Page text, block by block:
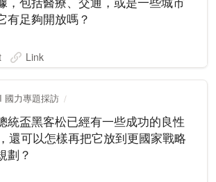
有足夠開放嗎？
Link
國力專題採訪
統盃黑客松已經有一些成功的良性
還可以怎樣再把它放到更國家戰略
劃？